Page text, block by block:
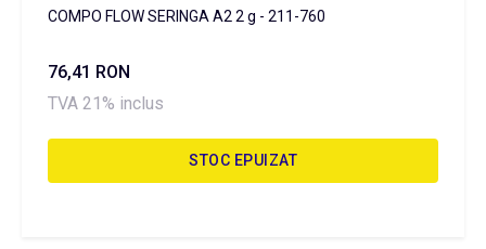
COMPO FLOW SERINGA A2 2 g - 211-760
76,41 RON
TVA 21% inclus
STOC EPUIZAT